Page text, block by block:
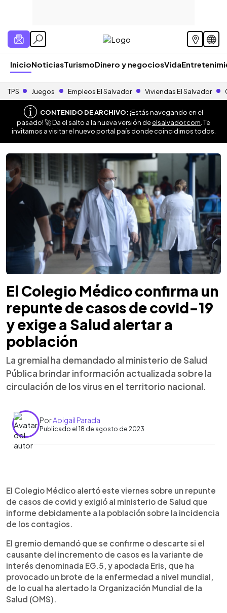
InicioNoticiasTurismoDinero y negociosVida
TPS Juegos Empleos El Salvador Viviendas El Salvador
CONTENIDO DE ARCHIVO:¡Estás navegando en el
pasado! 🚀 Da el salto a la nueva versión deelsalvador.com . Te
invitamos a visitar el nuevo portal país donde coincidimos todos.
El Colegio Médico confirma un
repunte de casos de covid-19
y exige a Salud alertar a
población
La gremial ha demandado al ministerio de Salud
Pública brindar información actualizada sobre la
circulación de los virus en el territorio nacional.
PorAbigail Parada
Publicado el 18 de agosto de 2023
► Escuchar artículo
El Colegio Médico alertó este viernes sobre un repunte
de casos de covid y exigió al ministerio de Salud que
informe debidamente a la población sobre la incidencia
de los contagios.
El gremio demandó que se confirme o descarte si el
causante del incremento de casos es la variante de
interés denominada EG.5, y apodada Eris, que ha
provocado un brote de la enfermedad a nivel mundial,
de lo cual ha alertado la Organización Mundial de la
Salud (OMS).